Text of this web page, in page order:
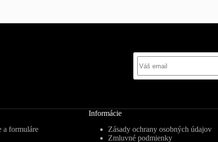
a formuláre
Informácie
Zásady ochrany osobných údajov
Zmluvné podmienky